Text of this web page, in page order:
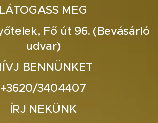
LÁTOGASS MEG
Fő út 96. (Bevásárló
udvar)
BENNÜNKET
+3620/3404407
ÍRJ NEKÜNK